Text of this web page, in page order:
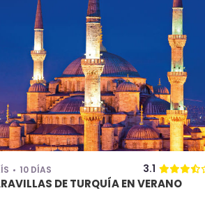
10 DÍAS 3.1
DE TURQUÍA EN VERANO